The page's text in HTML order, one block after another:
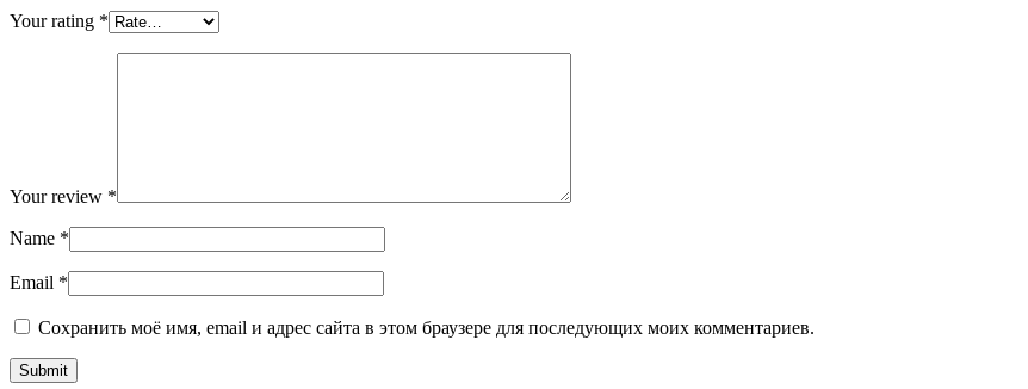
Your rating *
Your review *
Name *
Email *
Сохранить моё имя, email и адрес сайта в этом браузере для последующих моих комментариев.